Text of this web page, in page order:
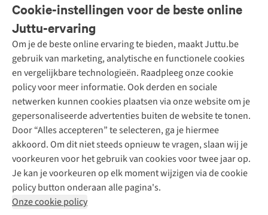
Cookie-instellingen voor de beste online
Juttu-ervaring
Om je de beste online ervaring te bieden, maakt Juttu.be
gebruik van marketing, analytische en functionele cookies
en vergelijkbare technologieën. Raadpleeg onze cookie
policy voor meer informatie. Ook derden en sociale
netwerken kunnen cookies plaatsen via onze website om je
gepersonaliseerde advertenties buiten de website te tonen.
Door “Alles accepteren” te selecteren, ga je hiermee
akkoord. Om dit niet steeds opnieuw te vragen, slaan wij je
voorkeuren voor het gebruik van cookies voor twee jaar op.
Je kan je voorkeuren op elk moment wijzigen via de cookie
policy button onderaan alle pagina's.
Onze cookie policy
Bestellen
Betalen
10% studentenkorting
Klarna - achteraf betalen
Levering
Retourneren
Bestelling herroepen
Garantie
Contact
Onze diensten
Tweedehands - ReJUsed
Kledingatelier
Personal shopping
Textielbox
Events / workshops
Juttu
Over ons
Juttu Friends
Inspiratie
Werken bij Juttu
Onze winkels
De wereld van Juttu
Verantwoord ondernemen
Toegankelijkheidsverklaring
Merken
Nathalie Vleeschouwer
Selected dames
HKLiving
Dickies
Sessùn
Strom
O My Bag
Revolution
Meld je aan voor de nieuwsbrief
Follow us